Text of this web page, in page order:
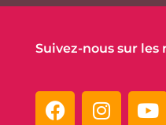
Suivez-nous sur les